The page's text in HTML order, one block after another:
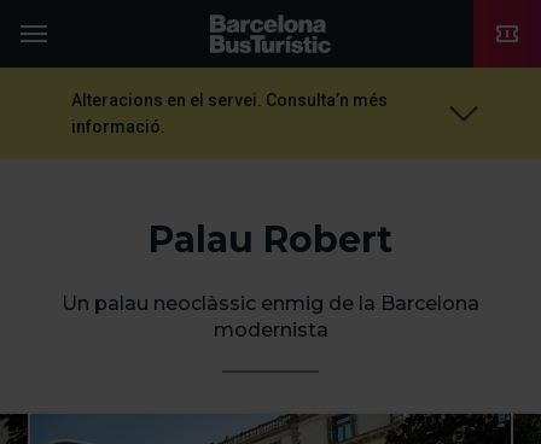
TMB-OCI
Alteracions en el servei. Consulta’n més
informació.
Palau Robert
Un palau neoclàssic enmig de la Barcelona
modernista